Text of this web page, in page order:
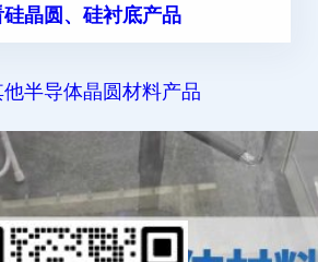
硅晶圆、硅衬底产品
半导体晶圆材料产品